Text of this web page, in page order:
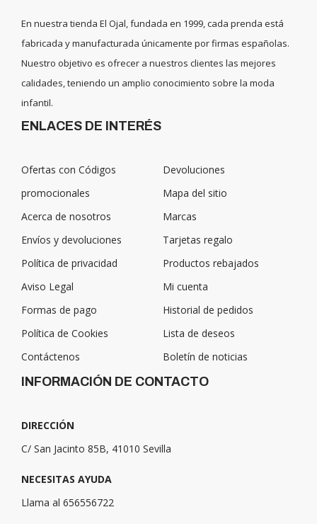
En nuestra tienda El Ojal, fundada en 1999, cada prenda está
fabricada y manufacturada únicamente por firmas españolas.
Nuestro objetivo es ofrecer a nuestros clientes las mejores
calidades, teniendo un amplio conocimiento sobre la moda
infantil.
ENLACES DE INTERÉS
Ofertas con Códigos
promocionales
Acerca de nosotros
Envíos y devoluciones
Política de privacidad
Aviso Legal
Formas de pago
Política de Cookies
Contáctenos
Devoluciones
Mapa del sitio
Marcas
Tarjetas regalo
Productos rebajados
Mi cuenta
Historial de pedidos
Lista de deseos
Boletín de noticias
INFORMACIÓN DE CONTACTO
DIRECCIÓN
C/ San Jacinto 85B, 41010 Sevilla
NECESITAS AYUDA
Llama al 656556722